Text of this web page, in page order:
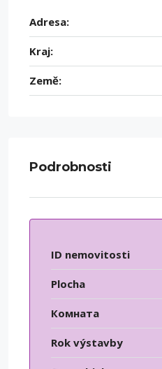
Adresa:
Kraj:
Země:
Podrobnosti
ID nemovitosti
Plocha
Комната
Rok výstavby